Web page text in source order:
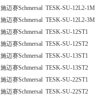
施迈赛Schmersal TESK-SU-12L2-1M
施迈赛Schmersal TESK-SU-12L2-3M
施迈赛Schmersal TESK-SU-12ST1
施迈赛Schmersal TESK-SU-12ST2
施迈赛Schmersal TESK-SU-13ST1
施迈赛Schmersal TESK-SU-13ST2
施迈赛Schmersal TESK-SU-22ST1
施迈赛Schmersal TESK-SU-22ST2